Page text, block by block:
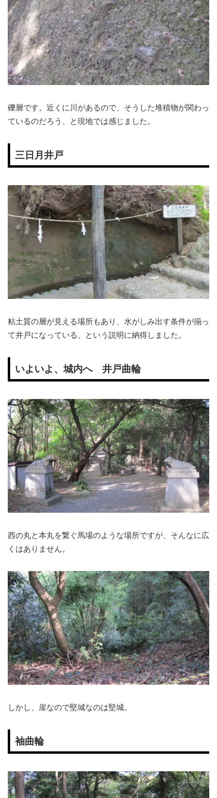
礫層です。近くに川があるので、そうした堆積物が関わっ
ているのだろう、と現地では感じました。
三日月井戸
粘土質の層が見える場所もあり、水がしみ出す条件が揃っ
て井戸になっている、という説明に納得しました。
いよいよ、城内へ 井戸曲輪
西の丸と本丸を繋ぐ馬場のような場所ですが、そんなに広
くはありません。
しかし、崖なので堅城なのは堅城。
袖曲輪